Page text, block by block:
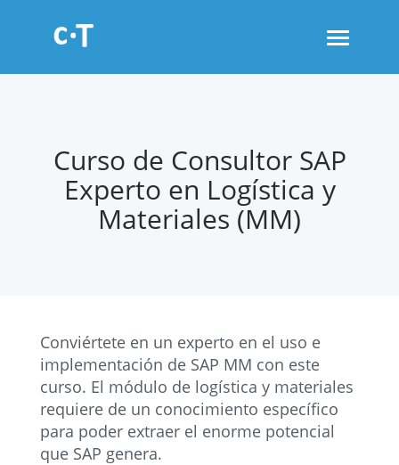
Toggle
Curso de Consultor SAP
Experto en Logística y
Materiales (MM)
Conviértete en un experto en el uso e
implementación de SAP MM con este
curso. El módulo de logística y materiales
requiere de un conocimiento específico
para poder extraer el enorme potencial
que SAP genera.